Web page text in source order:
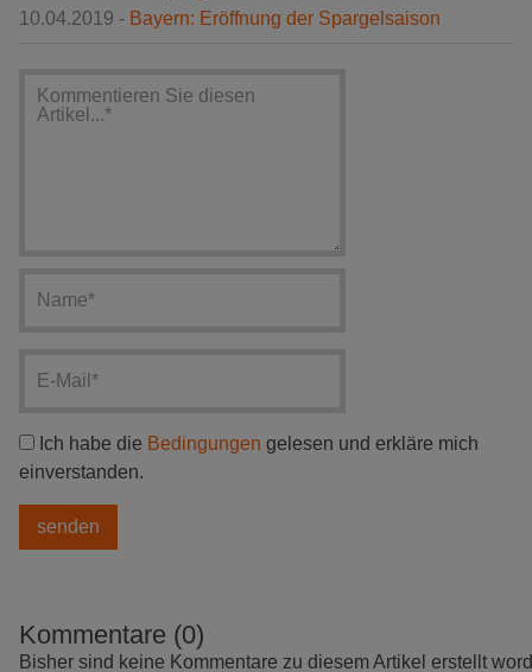
10.04.2019 - Bayern: Eröffnung der Spargelsaison
Ich habe die Bedingungen gelesen und erkläre mich
einverstanden.
Kommentare (0)
Bisher sind keine Kommentare zu diesem Artikel erstellt